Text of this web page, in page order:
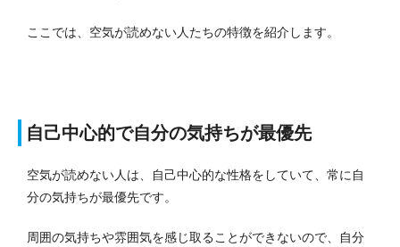
ここでは、空気が読めない人たちの特徴を紹介します。
自己中心的で自分の気持ちが最優先
空気が読めない人は、自己中心的な性格をしていて、常に自
分の気持ちが最優先です。
周囲の気持ちや雰囲気を感じ取ることができないので、自分